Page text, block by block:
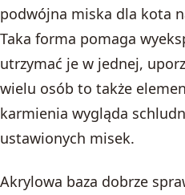
podwójna miska dla kota
Taka forma pomaga
utrzymać je w jednej,
wielu osób to także
karmienia wygląda
ustawionych misek.
Akrylowa baza dobrze